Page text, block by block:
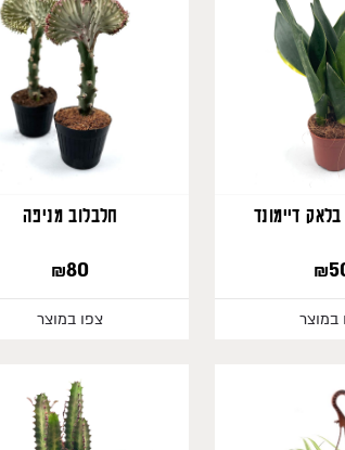
בלאק דיימונד
₪
במוצר
חלבלוב מניפה
80
₪
צפו במוצר